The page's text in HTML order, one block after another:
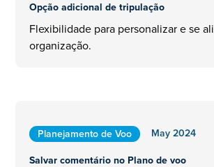
Opção adicional de tripulação
Flexibilidade para personalizar e se
organização.
Planejamento de Voo
May 2024
Salvar comentário no Plano de voo